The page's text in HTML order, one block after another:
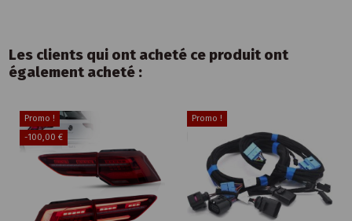
Les clients qui ont acheté ce produit ont
également acheté :
Promo !
-100,00 €
Promo !